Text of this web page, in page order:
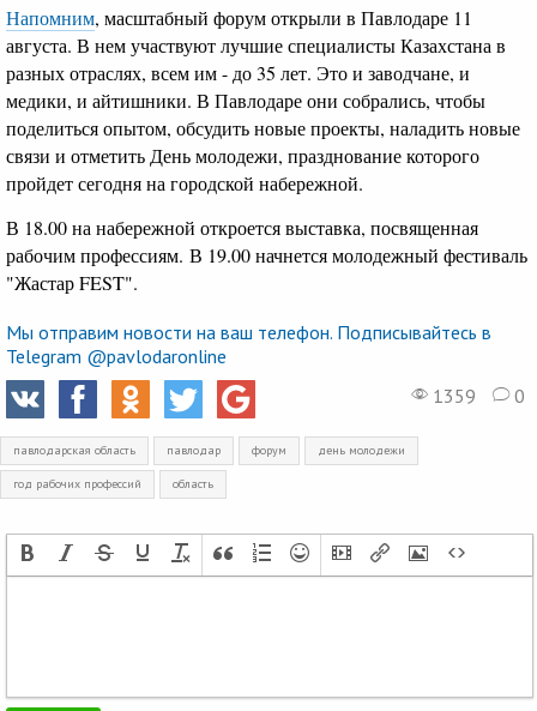
Напомним, масштабный форум открыли в Павлодаре 11
августа. В нем участвуют лучшие специалисты Казахстана в
разных отраслях, всем им - до 35 лет. Это и заводчане, и
медики, и айтишники. В Павлодаре они собрались, чтобы
поделиться опытом, обсудить новые проекты, наладить новые
связи и отметить День молодежи, празднование которого
пройдет сегодня на городской набережной.
В 18.00 на набережной откроется выставка, посвященная
рабочим профессиям. В 19.00 начнется молодежный фестиваль
"Жастар FEST".
Мы отправим новости на ваш телефон. Подписывайтесь в
Telegram @pavlodaronline
1359
0
павлодарская область павлодар форум день молодежи
год рабочих профессий область